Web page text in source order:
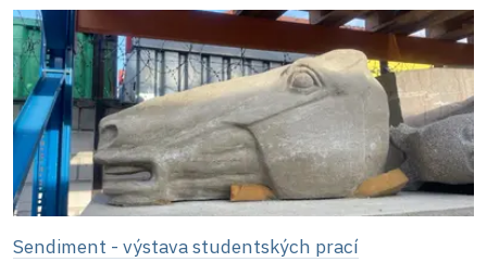
Sendiment - výstava studentských prací